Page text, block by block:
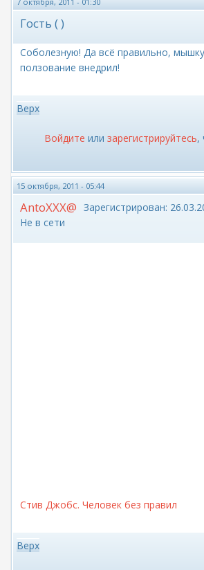
Гость ( )
Соболезную! Да всё правильно,
ползование внедрил!
Верх
Войдите или зарегистрируйтесь,
15 октября, 2011 - 05:44
AntoXXX@
Не в сети
Зарегистрирован:
Стив Джобс. Человек без правил
Верх